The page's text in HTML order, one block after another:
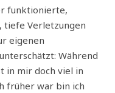
funktionierte,
tiefe Verletzungen
eigenen
Während
in mir doch viel in
früher war bin ich